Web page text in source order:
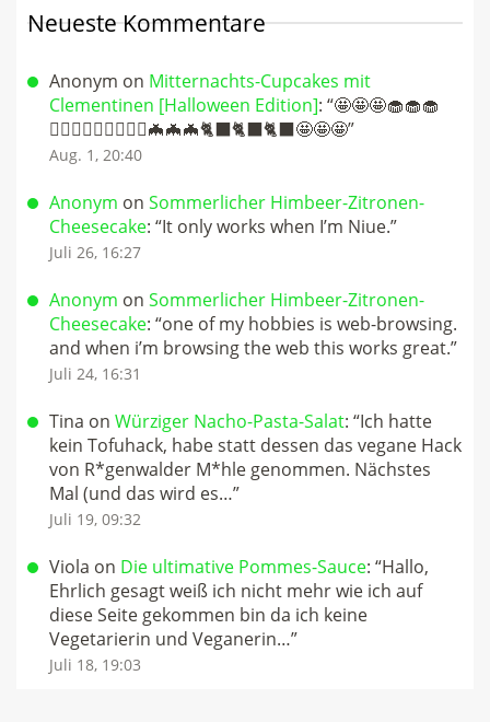
Neueste Kommentare
Anonym on Mitternachts-Cupcakes mit
Clementinen [Halloween Edition]: “🤩🤩🤩🧁🧁🧁
🧛🏻‍♀️🧛🏻‍♀️🧛🏻‍♀️🦇🦇🦇🐈‍⬛🐈‍⬛🐈‍⬛🤩🤩🤩”
Aug. 1, 20:40
Anonym on Sommerlicher Himbeer-Zitronen-
Cheesecake: “It only works when I’m Niue.”
Juli 26, 16:27
Anonym on Sommerlicher Himbeer-Zitronen-
Cheesecake: “one of my hobbies is web-browsing.
and when i’m browsing the web this works great.”
Juli 24, 16:31
Tina on Würziger Nacho-Pasta-Salat: “Ich hatte
kein Tofuhack, habe statt dessen das vegane Hack
von R*genwalder M*hle genommen. Nächstes
Mal (und das wird es…”
Juli 19, 09:32
Viola on Die ultimative Pommes-Sauce: “Hallo,
Ehrlich gesagt weiß ich nicht mehr wie ich auf
diese Seite gekommen bin da ich keine
Vegetarierin und Veganerin…”
Juli 18, 19:03